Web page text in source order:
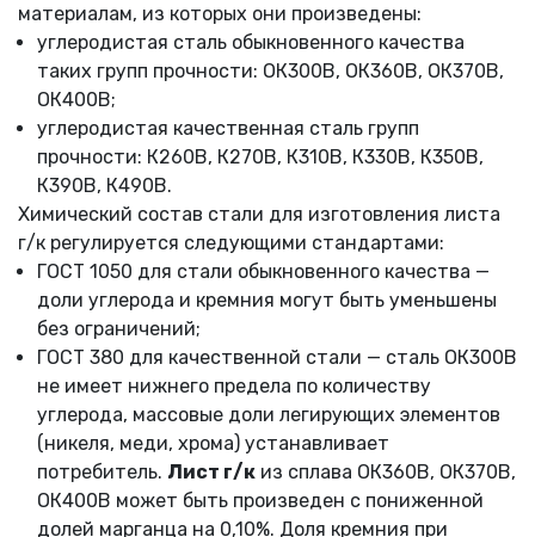
материалам, из которых они произведены:
углеродистая сталь обыкновенного качества
таких групп прочности: ОК300В, ОК360В, ОК370В,
ОК400В;
углеродистая качественная сталь групп
прочности: К260В, К270В, К310В, К330В, К350В,
К390В, К490В.
Химический состав стали для изготовления листа
г/к регулируется следующими стандартами:
ГОСТ 1050 для стали обыкновенного качества —
доли углерода и кремния могут быть уменьшены
без ограничений;
ГОСТ 380 для качественной стали — сталь ОК300В
не имеет нижнего предела по количеству
углерода, массовые доли легирующих элементов
(никеля, меди, хрома) устанавливает
потребитель. Лист г/к из сплава ОК360В, ОК370В,
ОК400В может быть произведен с пониженной
долей марганца на 0,10%. Доля кремния при